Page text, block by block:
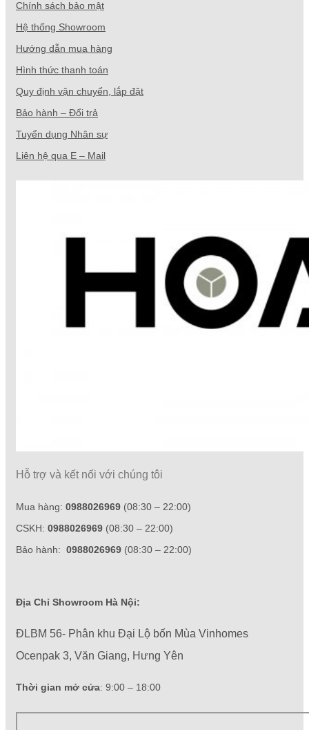
Chính sách bảo mật
Hệ thống Showroom
Hướng dẫn mua hàng
Hình thức thanh toán
Quy định vận chuyển, lắp đặt
Bảo hành – Đổi trả
Tuyển dụng Nhân sự
Liên hệ qua E – Mail
Hỗ trợ và kết nối với chúng tôi
Mua hàng: 0988026969 (08:30 – 22:00)
CSKH: 0988026969 (08:30 – 22:00)
Bảo hành: 0988026969 (08:30 – 22:00)
Địa Chỉ Showroom Hà Nội:
ĐLBM 56- Phân khu Đại Lộ bốn Mùa Vinhomes
Ocenpak 3, Văn Giang, Hưng Yên
Thời gian mở cửa: 9:00 – 18:00